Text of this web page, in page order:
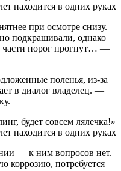
при осмотре снизу.
подкрашивали, однако
части порог прогнут… —
поленья, из-за
в диалог владелец. —
— к ним вопросов нет.
коррозию, потребуется